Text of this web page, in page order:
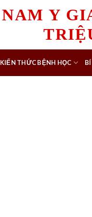
NAM Y
KIẾN THỨC BỆNH HỌC